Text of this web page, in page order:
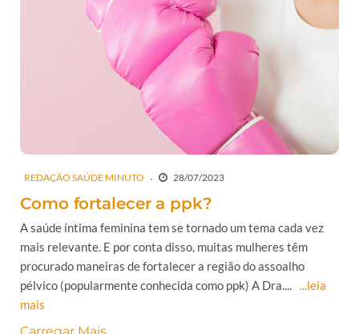
REDAÇÃO SAÚDE MINUTO 28/07/2023
Como fortalecer a ppk?
A saúde íntima feminina tem se tornado um tema cada vez
mais relevante. E por conta disso, muitas mulheres têm
procurado maneiras de fortalecer a região do assoalho
pélvico (popularmente conhecida como ppk) A Dra.... ...leia
mais